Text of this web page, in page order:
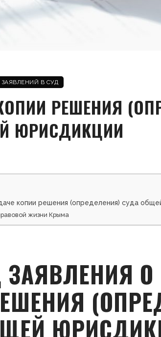
ЗАЯВЛЕНИЙ В СУД
РЕШЕНИЯ
ЮРИСДИКЦИИ
копии решения (определения) суда
жизни Крыма
ЗАЯВЛЕНИЯ